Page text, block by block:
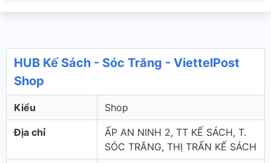
HUB Kế Sách - Sóc Trăng - ViettelPost
Shop
Kiểu Shop
Địa chỉ
ẤP AN NINH 2, TT KẾ SÁCH, T.
SÓC TRĂNG, THỊ TRẤN KẾ SÁCH